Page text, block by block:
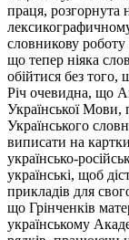
праця, розгорнута
словникову
що тепер ніяка
обійтися без
Річ очевидна, що
Української Мови,
Українського
виписати на
українсько-
українські, щоб
прикладів для
що Грінченків
українському